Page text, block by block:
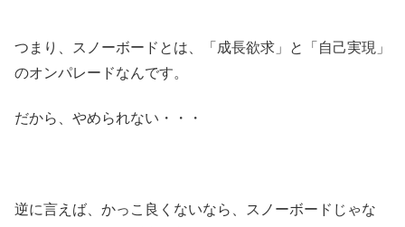
つまり、スノーボードとは、「成長欲求」と「自己実現」
のオンパレードなんです。
だから、やめられない・・・
逆に言えば、かっこ良くないなら、スノーボードじゃな